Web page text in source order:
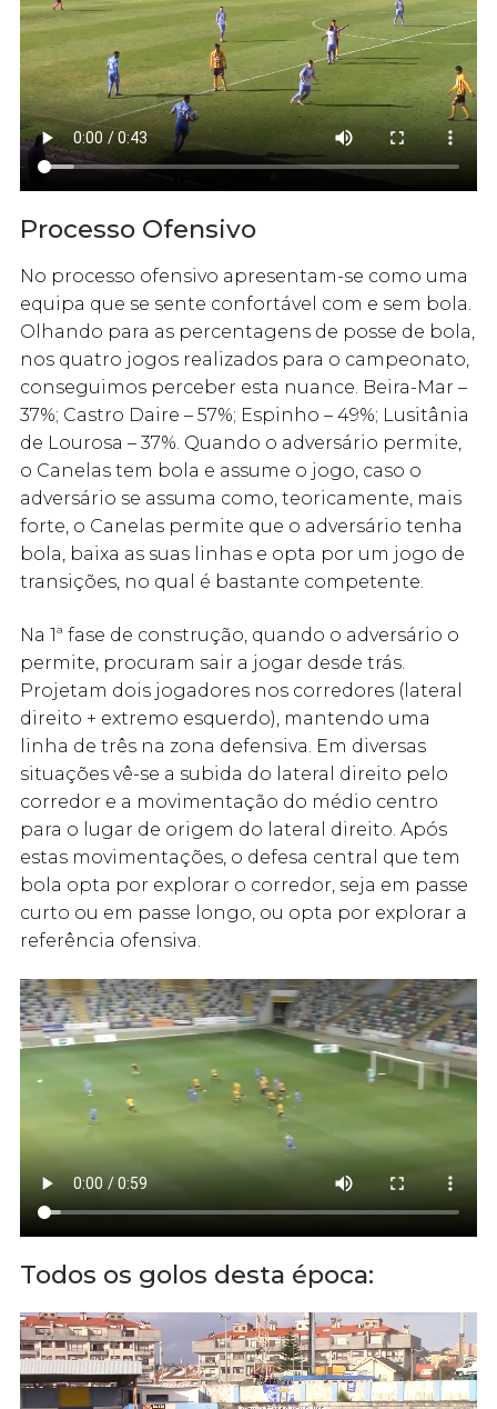
Processo Ofensivo
No processo ofensivo apresentam-se como uma
equipa que se sente confortável com e sem bola.
Olhando para as percentagens de posse de bola,
nos quatro jogos realizados para o campeonato,
conseguimos perceber esta nuance. Beira-Mar –
37%; Castro Daire – 57%; Espinho – 49%; Lusitânia
de Lourosa – 37%. Quando o adversário permite,
o Canelas tem bola e assume o jogo, caso o
adversário se assuma como, teoricamente, mais
forte, o Canelas permite que o adversário tenha
bola, baixa as suas linhas e opta por um jogo de
transições, no qual é bastante competente.
Na 1ª fase de construção, quando o adversário o
permite, procuram sair a jogar desde trás.
Projetam dois jogadores nos corredores (lateral
direito + extremo esquerdo), mantendo uma
linha de três na zona defensiva. Em diversas
situações vê-se a subida do lateral direito pelo
corredor e a movimentação do médio centro
para o lugar de origem do lateral direito. Após
estas movimentações, o defesa central que tem
bola opta por explorar o corredor, seja em passe
curto ou em passe longo, ou opta por explorar a
referência ofensiva.
Todos os golos desta época: